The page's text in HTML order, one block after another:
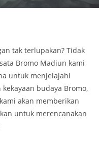
tak terlupakan? Tidak
Bromo Madiun kami
untuk menjelajahi
budaya Bromo,
akan memberikan
untuk merencanakan